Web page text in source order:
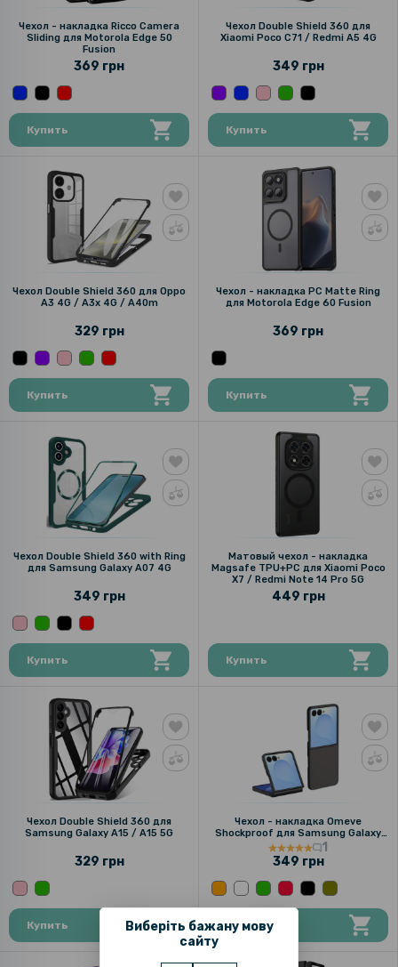
Виберіть бажану мову
сайту
Чехол - накладка Ricco Camera
Sliding для Motorola Edge 50
Fusion
369 грн
Купить
Чехол Double Shield 360 для
Xiaomi Poco C71 / Redmi A5 4G
349 грн
Купить
Чехол Double Shield 360 для Oppo
A3 4G / A3x 4G / A40m​
329 грн
Купить
Чехол - накладка PC Matte Ring
для Motorola Edge 60 Fusion
369 грн
Купить
Чехол Double Shield 360 with Ring
для Samsung Galaxy A07 4G
349 грн
Купить
Матовый чехол - накладка
Magsafe TPU+PC для Xiaomi Poco
X7 / Redmi Note 14 Pro 5G
449 грн
Купить
Чехол Double Shield 360 для
Samsung Galaxy A15 / A15 5G
329 грн
Купить
Чехол - накладка Omeve
Shockproof для Samsung Galaxy
Flip7
1
349 грн
Купить